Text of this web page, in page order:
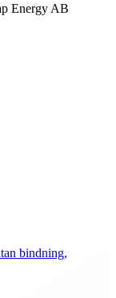
Energy AB
bindning,